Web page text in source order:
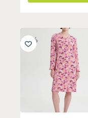
-30%